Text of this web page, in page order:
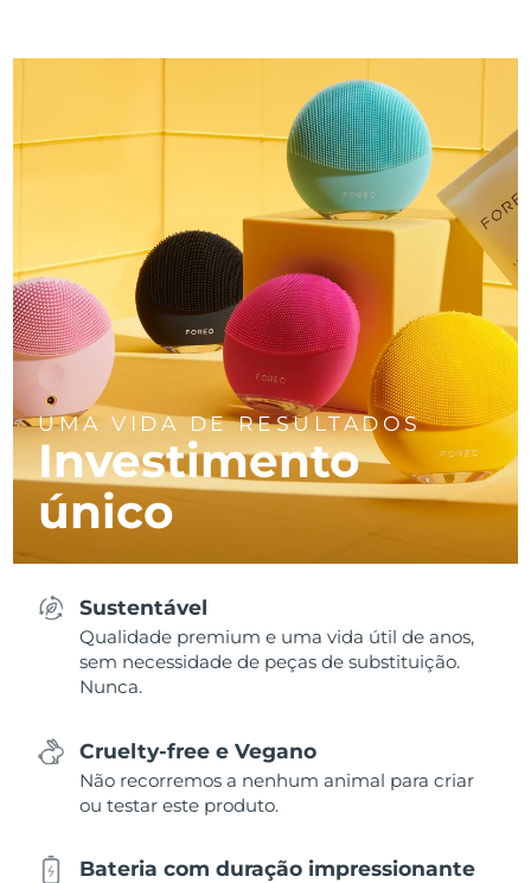
UMA VIDA DE RESULTADOS
Investimento
único
Sustentável
Qualidade premium e uma vida útil de anos,
sem necessidade de peças de substituição.
Nunca.
Cruelty-free e Vegano
Não recorremos a nenhum animal para criar
ou testar este produto.
Bateria com duração impressionante